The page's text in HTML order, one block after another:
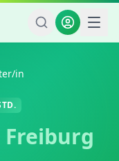
in
Freiburg